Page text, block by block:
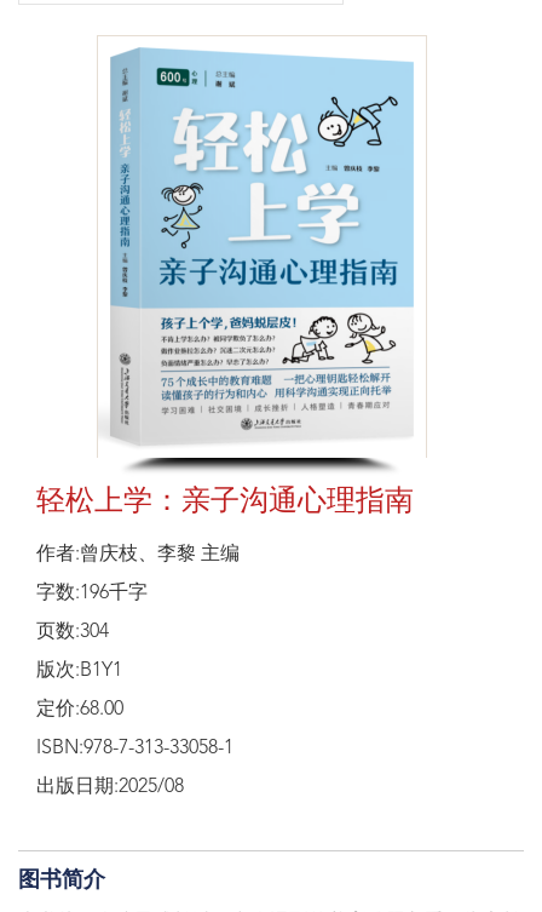
轻松上学：亲子沟通心理指南
作者:曾庆枝、李黎 主编
字数:196千字
页数:304
版次:B1Y1
定价:68.00
ISBN:978-7-313-33058-1
出版日期:2025/08
图书简介